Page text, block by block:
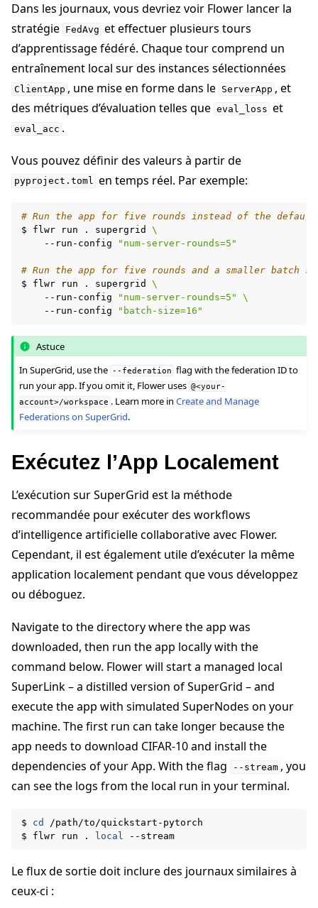
Dans les journaux, vous devriez voir Flower lancer la
stratégie FedAvg et effectuer plusieurs tours
d’apprentissage fédéré. Chaque tour comprend un
entraînement local sur des instances sélectionnées
ClientApp , une mise en forme dans le ServerApp , et
des métriques d’évaluation telles que eval_loss et
eval_acc .
Vous pouvez définir des valeurs à partir de
pyproject.toml en temps réel. Par exemple:
# Run the app for five rounds instead of the default
$
flwr run . supergrid
\
--run-config
"num-server-rounds=5"
# Run the app for five rounds and a smaller batch
$
flwr run . supergrid
\
--run-config
"num-server-rounds=5"
\
--run-config
"batch-size=16"
Astuce
In SuperGrid, use the --federation flag with the federation ID to
run your app. If you omit it, Flower uses @<your-
account>/workspace . Learn more inCreate and Manage
Federations on SuperGrid.
Exécutez l’App Localement
L’exécution sur SuperGrid est la méthode
recommandée pour exécuter des workflows
d’intelligence artificielle collaborative avec Flower.
Cependant, il est également utile d’exécuter la même
application localement pendant que vous développez
ou déboguez.
Navigate to the directory where the app was
downloaded, then run the app locally with the
command below. Flower will start a managed local
SuperLink – a distilled version of SuperGrid – and
execute the app with simulated SuperNodes on your
machine. The first run can take longer because the
app needs to download CIFAR-10 and install the
dependencies of your App. With the flag
--stream , you
can see the logs from the local run in your terminal.
$ cd
/path/to/quickstart-pytorch
$
flwr run . local
Le flux de sortie doit inclure des journaux similaires à
ceux-ci :